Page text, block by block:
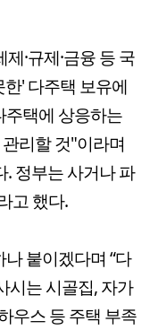
·규제·금융 등 국
' 다주택 보유에
주택에 상응하는
리할 것"이라며
. 정부는 사거나 파
고 했다.
붙이겠다며 “다
시는 시골집, 자가
우스 등 주택 부족